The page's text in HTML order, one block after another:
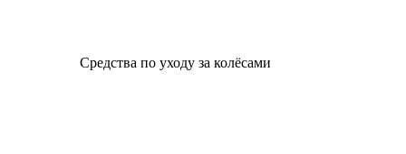
Средства по уходу за колёсами